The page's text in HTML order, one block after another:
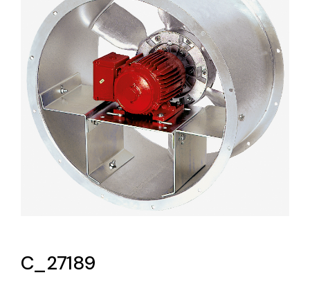
Lighting and Electrical
Equipment
Complete solutions in lighting and electrical
material for each project and need
C_27189